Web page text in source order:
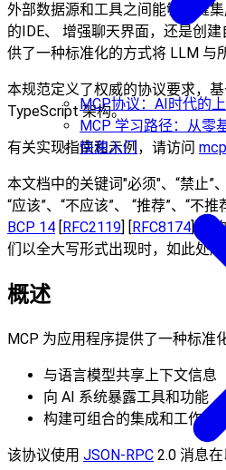
MCP协议：AI时代的
MCP 学习路径：从零
快速入门
外部数据源和工具之间能够无缝
的IDE、 增强聊天界面，还是创
供了一种标准化的方式将 LLM 与
本规范定义了权威的协议要求，
TypeScript 架构。
有关实现指南和示例，请访问
本文档中的关键词"必须"、“禁止”、
“应该”、“不应该”、 “推荐”、“不
BCP 14 [RFC2119] [RFC8174] 中
们以全大写形式出现时，如此处
概述
MCP 为应用程序提供了一种标准
与语言模型共享上下文信息
向 AI 系统暴露工具和功能
构建可组合的集成和工作流
该协议使用 JSON-RPC 2.0 消息在